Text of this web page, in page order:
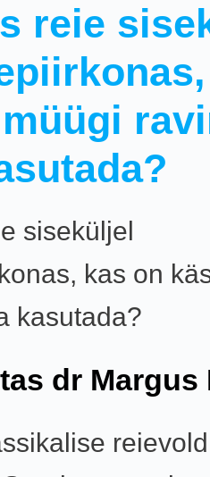
reie
siseküljel
kas on
kasutada?
dr Margus